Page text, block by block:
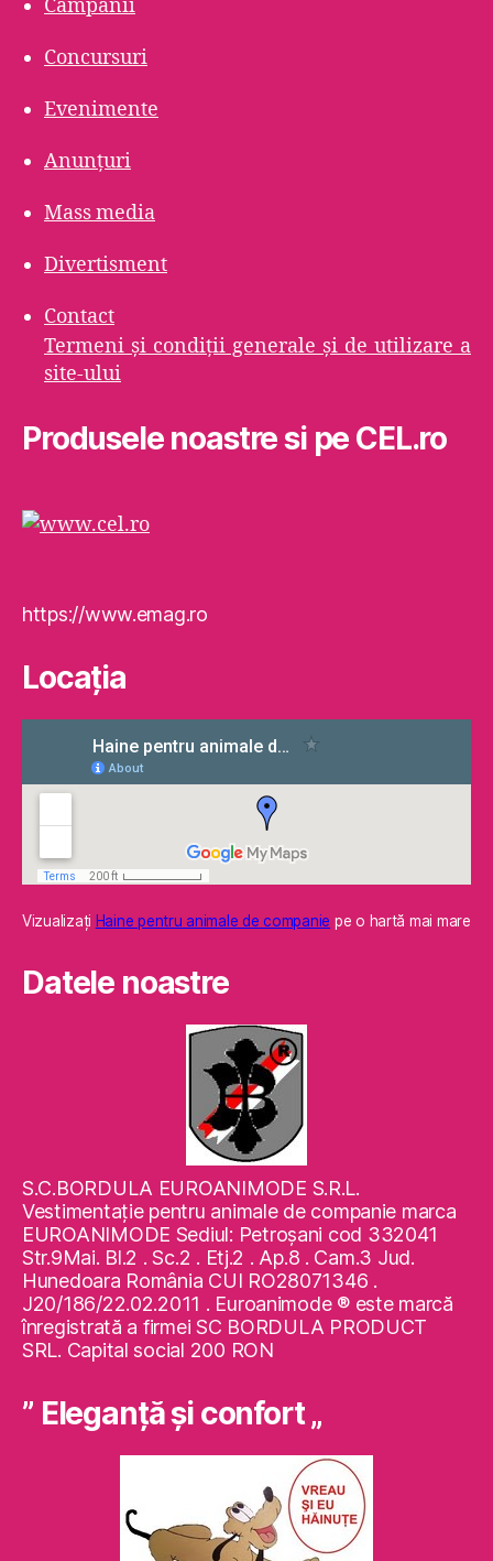
Campanii
Concursuri
Evenimente
Anunțuri
Mass media
Divertisment
Contact
Termeni şi condiţii generale şi de utilizare a
site-ului
Produsele noastre si pe CEL.ro
https://www.emag.ro
Locaţia
Vizualizaţi Haine pentru animale de companie pe o hartă mai mare
Datele noastre
S.C.BORDULA EUROANIMODE S.R.L.
Vestimentaţie pentru animale de companie marca
EUROANIMODE Sediul: Petroşani cod 332041
Str.9Mai. Bl.2 . Sc.2 . Etj.2 . Ap.8 . Cam.3 Jud.
Hunedoara România CUI RO28071346 .
J20/186/22.02.2011 . Euroanimode ® este marcă
înregistrată a firmei SC BORDULA PRODUCT
SRL. Capital social 200 RON
” Eleganţă şi confort „